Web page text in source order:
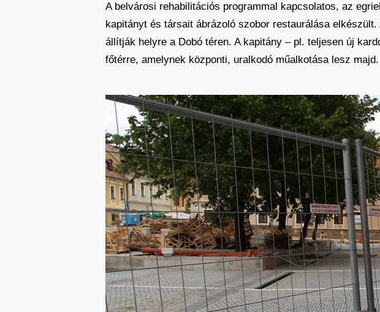
A belvárosi rehabilitációs programmal kapcsolatos, az
kapitányt és társait ábrázoló szobor restaurálása
állítják helyre a Dobó téren. A kapitány – pl. teljesen új
főtérre, amelynek központi, uralkodó műalkotása lesz majd.